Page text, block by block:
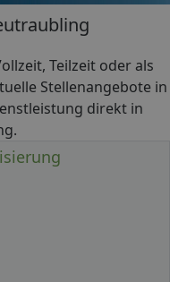
Teilzeit oder als
Stellenangebote in
direkt in